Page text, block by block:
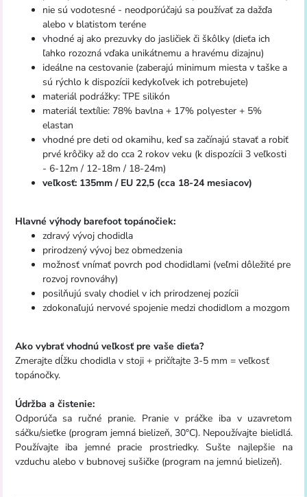
nie sú vodotesné - neodporúčajú sa používať za dažďa
alebo v blatistom teréne
vhodné aj ako prezuvky do jasličiek či škôlky (dieťa ich
ľahko rozozná vďaka unikátnemu a hravému dizajnu)
ideálne na cestovanie (zaberajú minimum miesta v taške a
sú rýchlo k dispozícii kedykoľvek ich potrebujete)
materiál podrážky: TPE silikón
materiál textílie: 78% bavlna + 17% polyester + 5%
elastan
vhodné pre deti od okamihu, keď sa začínajú stavať a robiť
prvé krôčiky až do cca 2 rokov veku (k dispozícii 3 veľkosti
- 6-12m / 12-18m / 18-24m)
veľkosť: 135mm / EU 22,5 (cca 18-24 mesiacov)
Hlavné výhody barefoot topánočiek:
zdravý vývoj chodidla
prirodzený vývoj bez obmedzenia
možnosť vnímať povrch pod chodidlami (veľmi dôležité pre
rozvoj rovnováhy)
posilňujú svaly chodiel v ich prirodzenej pozícii
zdokonaľujú nervové spojenie medzi chodidlom a mozgom
Ako vybrať vhodnú veľkosť pre vaše dieťa?
Zmerajte dĺžku chodidla v stoji + pričítajte 3-5 mm = veľkosť
topánočky.
Údržba a čistenie:
Odporúča sa ručné pranie. Pranie v práčke iba v uzavretom
sáčku/sieťke (program jemná bielizeň, 30°C). Nepoužívajte bielidlá.
Používajte iba jemné pracie prostriedky. Sušte najlepšie na
vzduchu alebo v bubnovej sušičke (program na jemnú bielizeň).